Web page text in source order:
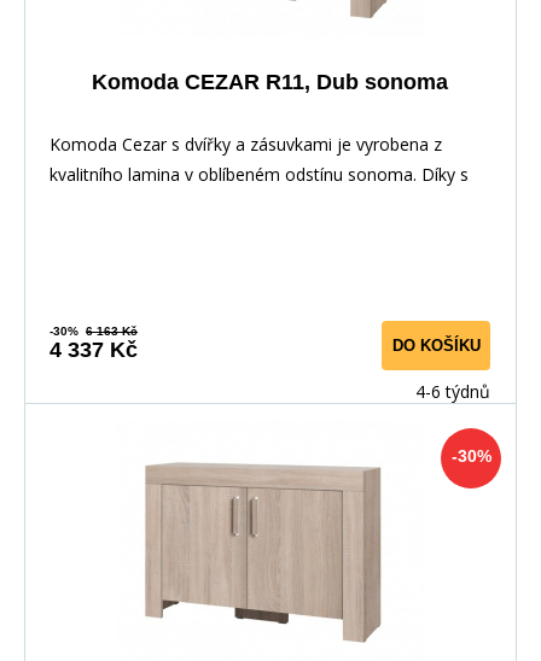
Komoda CEZAR R11, Dub sonoma
Komoda Cezar s dvířky a zásuvkami je vyrobena z
kvalitního lamina v oblíbeném odstínu sonoma. Díky s
-30% 6 163 Kč
4 337 Kč DO KOŠÍKU
4-6 týdnů
-30%